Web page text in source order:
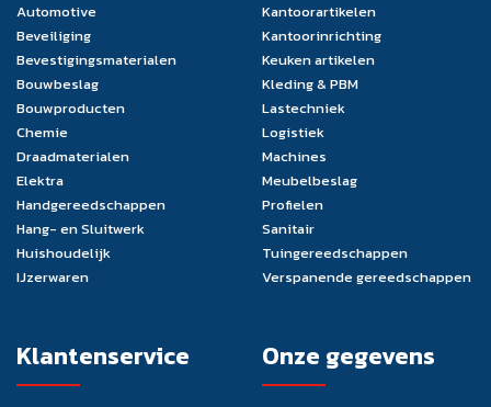
Automotive
Beveiliging
Bevestigingsmaterialen
Bouwbeslag
Bouwproducten
Chemie
Draadmaterialen
Elektra
Handgereedschappen
Hang- en Sluitwerk
Huishoudelijk
IJzerwaren
Kantoorartikelen
Kantoorinrichting
Keuken artikelen
Kleding & PBM
Lastechniek
Logistiek
Machines
Meubelbeslag
Profielen
Sanitair
Tuingereedschappen
Verspanende gereedschappen
Klantenservice Onze gegevens